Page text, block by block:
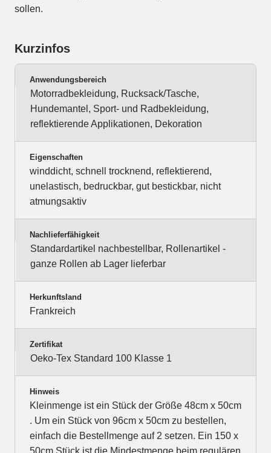
sollen.
Kurzinfos
Anwendungsbereich
Motorradbekleidung, Rucksack/Tasche,
Hundemantel, Sport- und Radbekleidung,
reflektierende Applikationen, Dekoration
Eigenschaften
winddicht, schnell trocknend, reflektierend,
unelastisch, bedruckbar, gut bestickbar, nicht
atmungsaktiv
Nachlieferfähigkeit
Standardartikel nachbestellbar, Rollenartikel -
ganze Rollen ab Lager lieferbar
Herkunftsland
Frankreich
Zertifikat
Oeko-Tex Standard 100 Klasse 1
Hinweis
Kleinmenge ist ein Stück der Größe 48cm x 50cm
. Um ein Stück von 96cm x 50cm zu bestellen,
einfach die Bestellmenge auf 2 setzen. Ein 150 x